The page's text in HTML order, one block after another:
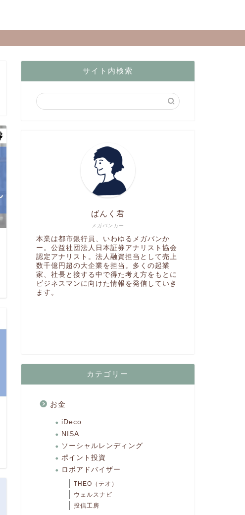
サイト内検索
メガバンカー
ばんく君
本業は都市銀行員、いわゆるメガバンか
ー。公益社団法人日本証券アナリスト協会
認定アナリスト。法人融資担当として売上
数千億円超の大企業を担当。多くの起業
家、社長と接する中で得た考え方をもとに
ビジネスマンに向けた情報を発信していき
ます。
カテゴリー
お金
iDeco
NISA
ソーシャルレンディング
ポイント投資
ロボアドバイザー
THEO（テオ）
ウェルスナビ
投信工房